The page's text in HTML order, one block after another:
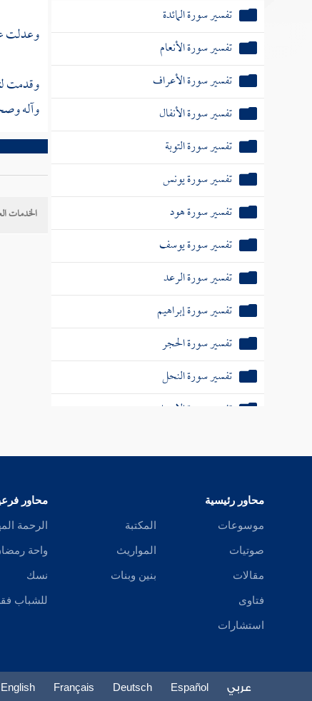
تفسير سورة المائدة
تفسير سورة الأنعام
تفسير سورة الأعراف
تفسير سورة الأنفال
تفسير سورة التوبة
تفسير سورة يونس
تفسير سورة هود
تفسير سورة يوسف
تفسير سورة الرعد
تفسير سورة إبراهيم
تفسير سورة الحجر
تفسير سورة النحل
تفسير سورة الإسراء
تفسير سورة طه
تفسير سورة النور
تفسير سورة الفرقان
وعدلت
وقدمت
وآله
الخدمات
محاور رئيسية
موسوعات
صوتيات
مقالات
فتاوى
استشارات
المكتبة
المواريث
بنين وبنات
محاور
الرحمة
واحة
نسك
للشباب
عربي Español
Deutsch
Français
English